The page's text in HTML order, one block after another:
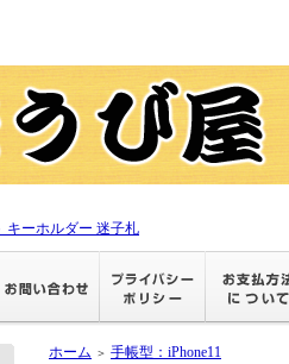
キーホルダー 迷子札
ホーム ＞ 手帳型：iPhone11